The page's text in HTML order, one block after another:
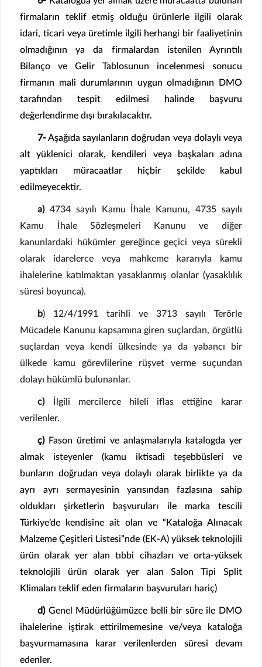
firmaların teklif etmiş olduğu ürünlerle ilgili olarak
idari, ticari veya üretimle ilgili herhangi bir faaliyetinin
olmadığının ya da firmalardan istenilen Ayrıntılı
Bilanço ve Gelir Tablosunun incelenmesi sonucu
firmanın mali durumlarının uygun olmadığının DMO
tarafından tespit edilmesi halinde başvuru
değerlendirme dışı bırakılacaktır.
7-Aşağıda sayılanların doğrudan veya dolaylı veya
alt yüklenici olarak, kendileri veya başkaları adına
yaptıkları müracaatlar hiçbir şekilde kabul
edilmeyecektir.
a)4734 sayılı Kamu İhale Kanunu, 4735 sayılı
Kamu İhale Sözleşmeleri Kanunu ve diğer
kanunlardaki hükümler gereğince geçici veya sürekli
olarak idarelerce veya mahkeme kararıyla kamu
ihalelerine katılmaktan yasaklanmış olanlar (yasaklılık
süresi boyunca).
b) 12/4/1991 tarihli ve 3713 sayılı Terörle
Mücadele Kanunu kapsamına giren suçlardan, örgütlü
suçlardan veya kendi ülkesinde ya da yabancı bir
ülkede kamu görevlilerine rüşvet verme suçundan
dolayı hükümlü bulunanlar.
c)
İlgili mercilerce hileli iflas ettiğine karar
verilenler.
ç)Fason üretimi ve anlaşmalarıyla katalogda yer
almak isteyenler (kamu iktisadi teşebbüsleri ve
bunların doğrudan veya dolaylı olarak birlikte ya da
ayrı ayrı sermayesinin yarısından fazlasına sahip
oldukları şirketlerin başvuruları ile marka tescili
Türkiye’de kendisine ait olan ve “Kataloğa Alınacak
Malzeme Çeşitleri Listesi”nde (EK-A) yüksek teknolojili
ürün olarak yer alan tıbbi cihazları ve orta-yüksek
teknolojili ürün olarak yer alan Salon Tipi Split
Klimaları teklif eden firmaların başvuruları hariç)
d)Genel Müdürlüğümüzce belli bir süre ile DMO
ihalelerine iştirak ettirilmemesine ve/veya kataloğa
başvurmamasına karar verilenlerden süresi devam
edenler.